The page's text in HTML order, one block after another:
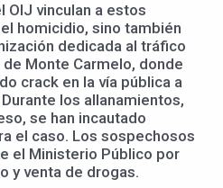
OIJ vinculan a estos
homicidio, sino también
dedicada al tráfico
Monte Carmelo, donde
crack en la vía pública a
los allanamientos,
se han incautado
el caso. Los sospechosos
el Ministerio Público por
y venta de drogas.